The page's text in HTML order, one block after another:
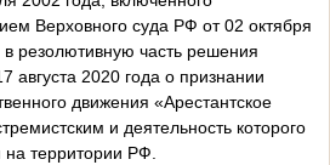
Верховного суда РФ от 02 октября
резолютивную часть решения
августа 2020 года о признании
движения «Арестантское
и деятельность которого
территории РФ.